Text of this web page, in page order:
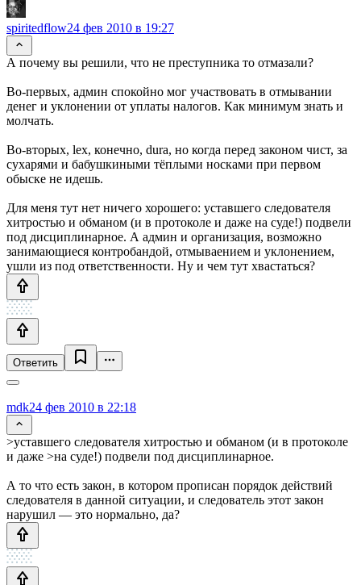
spiritedflow24 фев 2010 в 19:27
А почему вы решили, что не преступника то отмазали?
Во-первых, админ спокойно мог участвовать в отмывании
денег и уклонении от уплаты налогов. Как минимум знать и
молчать.
Во-вторых, lex, конечно, dura, но когда перед законом чист, за
сухарями и бабушкиными тёплыми носками при первом
обыске не идешь.
Для меня тут нет ничего хорошего: уставшего следователя
хитростью и обманом (и в протоколе и даже на суде!) подвели
под дисциплинарное. А админ и организация, возможно
занимающиеся контробандой, отмываением и уклонением,
ушли из под ответственности. Ну и чем тут хвастаться?
Ответить
mdk24 фев 2010 в 22:18
>уставшего следователя хитростью и обманом (и в протоколе
и даже >на суде!) подвели под дисциплинарное.
А то что есть закон, в котором прописан порядок действий
следователя в данной ситуации, и следователь этот закон
нарушил — это нормально, да?